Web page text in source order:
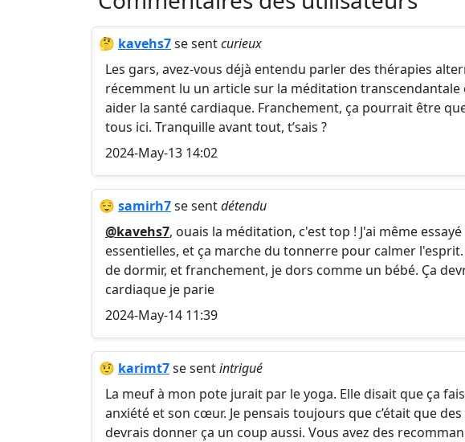
🤔 kavehs7se sentcurieux
Les gars, avez-vous déjà entendu parler des thérapies
récemment lu un article sur la méditation
aider la santé cardiaque. Franchement, ça pourrait être
tous ici. Tranquille avant tout, t’sais ?
2024-May-13 14:02
😌 samirh7se sentdétendu
@kavehs7, ouais la méditation, c'est top ! J'ai même
essentielles, et ça marche du tonnerre pour calmer
de dormir, et franchement, je dors comme un bébé. Ça
cardiaque je parie
2024-May-14 11:39
🤨 karimt7se sentintrigué
La meuf à mon pote jurait par le yoga. Elle disait que ça
anxiété et son cœur. Je pensais toujours que c’était que
devrais donner ça un coup aussi. Vous avez des